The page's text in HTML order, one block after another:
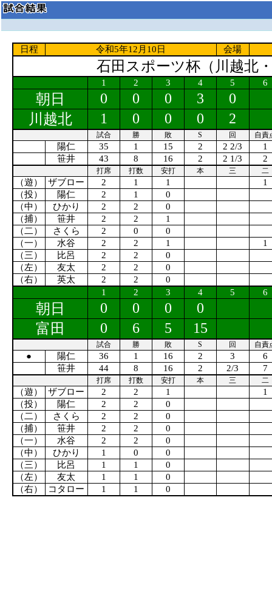
日程 令和5年12月10日 会場
石田スポーツ杯（川越北
1 2 3 4 5 6
朝日 0 0 0 3
0
川越北
1 0 0 0 2
試合 勝 敗 S 回 自責
陽仁 35 1 15 2 2 2/3
1
笹井
43 8 16 2 2 1/3 2
打席 打数 安打 本 三 二
（遊） ザブロー 2 1 1
1
（投）
陽仁 2 1
0
（中）
ひかり 2 2
0
（捕）
笹井 2 2
1
（二）
さくら 2 0
0
（一）
水谷 2 2 1
1
（三）
比呂 2 2
0
（左）
友太 2 2
0
（右）
英太 2 2
0
1
2 3 4 5 6
朝日 0 0 0
0
富田
0 6 5 15
試合 勝 敗 S 回 自責
● 陽仁 36 1 16 2 3
6
笹井
44 8 16 2 2/3 7
打席 打数 安打 本 三 二
（遊） ザブロー 2 2 1
1
（投）
陽仁 2 2
0
（二）
さくら 2 2
0
（捕）
笹井 2 2
0
（一）
水谷 2 2
0
（中）
ひかり 1 0
0
（三）
比呂 1 1
0
（左）
友太 1 1
0
（右）
コタロー 1 1 0